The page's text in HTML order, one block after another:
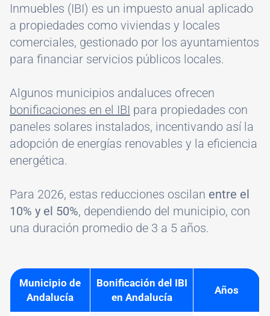
Inmuebles (IBI) es un impuesto anual aplicado
a propiedades como viviendas y locales
comerciales, gestionado por los ayuntamientos
para financiar servicios públicos locales.
Algunos municipios andaluces ofrecen
bonificaciones en el IBI para propiedades con
paneles solares instalados, incentivando así la
adopción de energías renovables y la eficiencia
energética.
Para 2026, estas reducciones oscilan entre el
10% y el 50%, dependiendo del municipio, con
una duración promedio de 3 a 5 años.
Municipio de
Andalucía
Bonificación del IBI
en Andalucía
Años